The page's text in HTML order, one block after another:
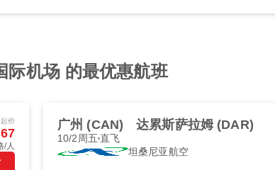
际机场 的最优惠航班
起价
/人
广州 (CAN) 达累斯萨拉姆 (DAR)
10/2周五 直飞
坦桑尼亚航空